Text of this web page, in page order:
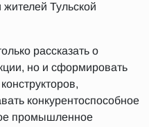
Тульской
рассказать о
но и сформировать
конкурентоспособное
промышленное